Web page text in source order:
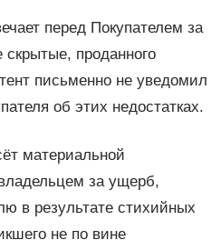
перед Покупателем за
скрытые, проданного
письменно не уведомил
об этих недостатках.
материальной
за ущерб,
в результате стихийных
не по вине